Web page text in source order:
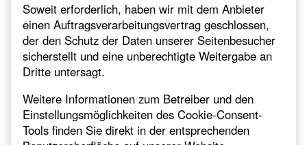
Soweit erforderlich, haben wir mit dem Anbieter
einen Auftragsverarbeitungsvertrag geschlossen,
der den Schutz der Daten unserer Seitenbesucher
sicherstellt und eine unberechtigte Weitergabe an
Dritte untersagt.
Weitere Informationen zum Betreiber und den
Einstellungsmöglichkeiten des Cookie-Consent-
Tools finden Sie direkt in der entsprechenden